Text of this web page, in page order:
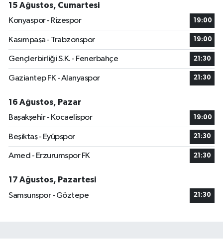
15 Ağustos, Cumartesi
Konyaspor - Rizespor
19:00
Kasımpaşa - Trabzonspor 19:00
Gençlerbirliği S.K. - Fenerbahçe 21:30
Gaziantep FK - Alanyaspor 21:30
16 Ağustos, Pazar
Başakşehir - Kocaelispor
19:00
Beşiktaş - Eyüpspor 21:30
Amed - Erzurumspor FK 21:30
17 Ağustos, Pazartesi
Samsunspor - Göztepe
21:30